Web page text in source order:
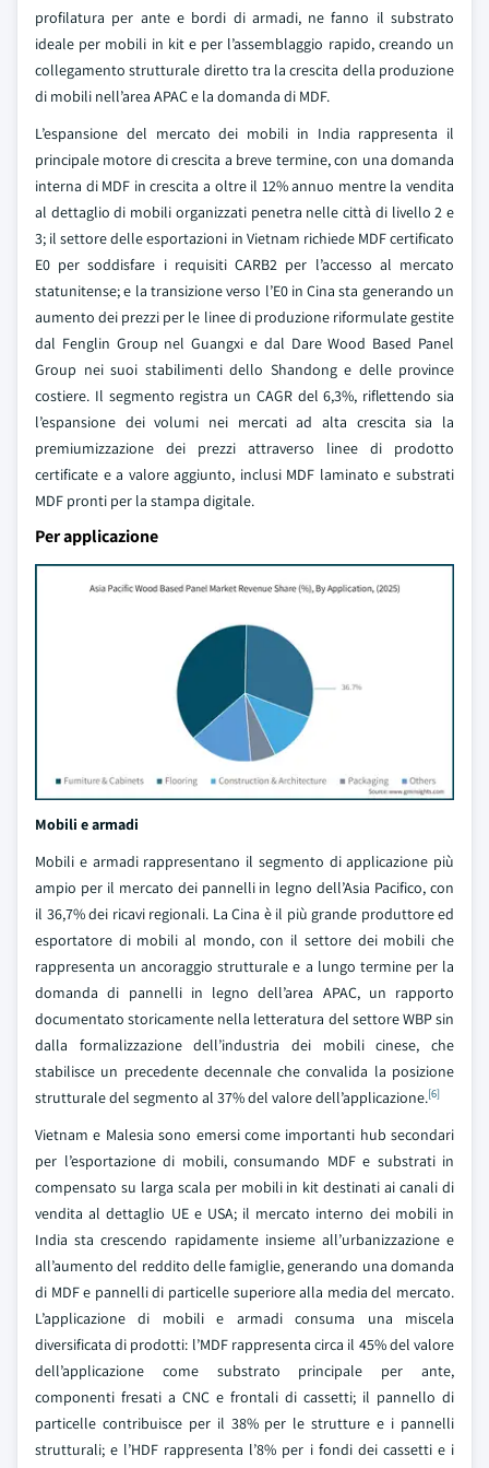
profilatura per ante e bordi di armadi, ne fanno il substrato
ideale per mobili in kit e per l’assemblaggio rapido, creando un
collegamento strutturale diretto tra la crescita della produzione
di mobili nell’area APAC e la domanda di MDF.
L’espansione del mercato dei mobili in India rappresenta il
principale motore di crescita a breve termine, con una domanda
interna di MDF in crescita a oltre il 12% annuo mentre la vendita
al dettaglio di mobili organizzati penetra nelle città di livello 2 e
3; il settore delle esportazioni in Vietnam richiede MDF certificato
E0 per soddisfare i requisiti CARB2 per l’accesso al mercato
statunitense; e la transizione verso l’E0 in Cina sta generando un
aumento dei prezzi per le linee di produzione riformulate gestite
dal Fenglin Group nel Guangxi e dal Dare Wood Based Panel
Group nei suoi stabilimenti dello Shandong e delle province
costiere. Il segmento registra un CAGR del 6,3%, riflettendo sia
l’espansione dei volumi nei mercati ad alta crescita sia la
premiumizzazione dei prezzi attraverso linee di prodotto
certificate e a valore aggiunto, inclusi MDF laminato e substrati
MDF pronti per la stampa digitale.
Per applicazione
Mobili e armadi
Mobili e armadi rappresentano il segmento di applicazione più
ampio per il mercato dei pannelli in legno dell’Asia Pacifico, con
il 36,7% dei ricavi regionali. La Cina è il più grande produttore ed
esportatore di mobili al mondo, con il settore dei mobili che
rappresenta un ancoraggio strutturale e a lungo termine per la
domanda di pannelli in legno dell’area APAC, un rapporto
documentato storicamente nella letteratura del settore WBP sin
dalla formalizzazione dell’industria dei mobili cinese, che
stabilisce un precedente decennale che convalida la posizione
strutturale del segmento al 37% del valore dell’applicazione.[6]
Vietnam e Malesia sono emersi come importanti hub secondari
per l’esportazione di mobili, consumando MDF e substrati in
compensato su larga scala per mobili in kit destinati ai canali di
vendita al dettaglio UE e USA; il mercato interno dei mobili in
India sta crescendo rapidamente insieme all’urbanizzazione e
all’aumento del reddito delle famiglie, generando una domanda
di MDF e pannelli di particelle superiore alla media del mercato.
L’applicazione di mobili e armadi consuma una miscela
diversificata di prodotti: l’MDF rappresenta circa il 45% del valore
dell’applicazione come substrato principale per ante,
componenti fresati a CNC e frontali di cassetti; il pannello di
particelle contribuisce per il 38% per le strutture e i pannelli
strutturali; e l’HDF rappresenta l’8% per i fondi dei cassetti e i